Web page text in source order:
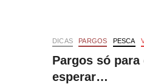
DICAS PARGOS PESCA
Pargos só para
esperar…